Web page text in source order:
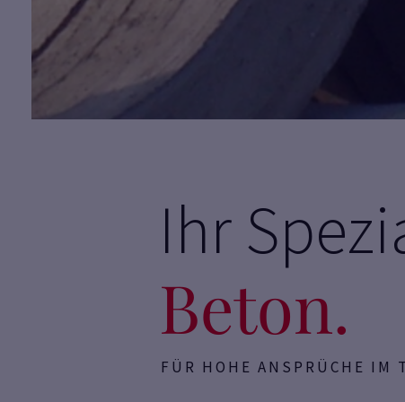
Ihr
Beton.
FÜR HOHE ANSPRÜCHE IM